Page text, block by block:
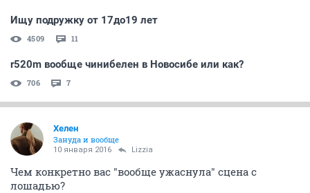
Ищу подружку от 17до19 лет
4509 11
r520m вообще чинибелен в Новосибе или как?
706 7
Хелен
Зануда и вообще
10 января 2016 Lizzia
Чем конкретно вас "вообще ужаснула" сцена с
лошадью?